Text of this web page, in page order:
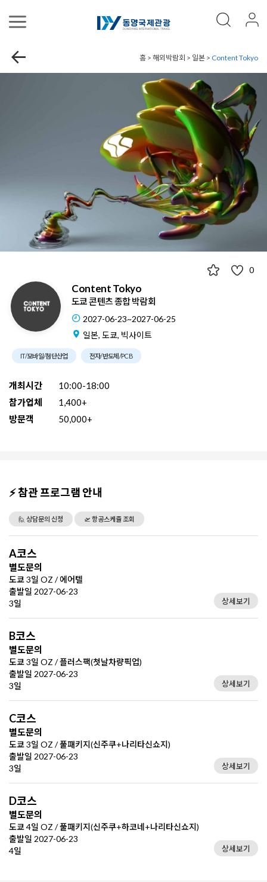
홈 > 해외박람회 > 일본 > Content Tokyo
0
Content Tokyo
도쿄 콘텐츠 종합 박람회
2027-06-23~2027-06-25
일본, 도쿄, 빅사이트
IT/모바일/첨단산업 전자/반도체/PCB
개최시간
10:00-18:00
참가업체
1,400+
방문객
50,000+
⚡ 참관 프로그램 안내
🙋 상담문의 신청 🛫 항공스케쥴 조회
A코스
별도문의
도쿄 3일 OZ / 에어텔
출발일 2027-06-23
3일
상세보기
B코스
별도문의
도쿄 3일 OZ / 플러스팩(첫날차량픽업)
출발일 2027-06-23
3일
상세보기
C코스
별도문의
도쿄 3일 OZ / 풀패키지(신주쿠+나리타신쇼지)
출발일 2027-06-23
3일
상세보기
D코스
별도문의
도쿄 4일 OZ / 풀패키지(신주쿠+하코네+나리타신쇼지)
출발일 2027-06-23
4일
상세보기